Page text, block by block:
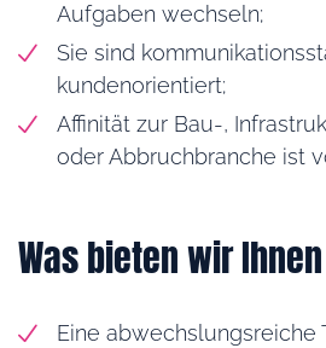
Aufgaben wechseln;
Sie sind
kundenorientiert;
Affinität zur Bau-,
oder Abbruchbranche ist
Was bieten wir
Eine abwechslungsreiche